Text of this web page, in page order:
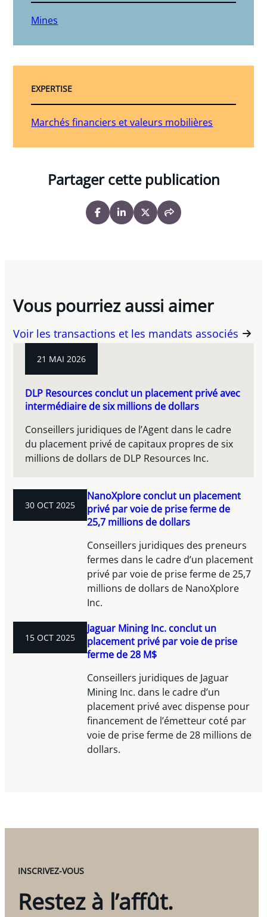
Mines
EXPERTISE
Marchés financiers et valeurs mobilières
Partager cette publication
Vous pourriez aussi aimer
Voir les transactions et les mandats associés
21 MAI 2026
DLP Resources conclut un placement privé avec
intermédiaire de six millions de dollars
Conseillers juridiques de l’Agent dans le cadre
du placement privé de capitaux propres de six
millions de dollars de DLP Resources Inc.
30 OCT 2025
NanoXplore conclut un placement
privé par voie de prise ferme de
25,7 millions de dollars
Conseillers juridiques des preneurs
fermes dans le cadre d’un placement
privé par voie de prise ferme de 25,7
millions de dollars de NanoXplore
Inc.
15 OCT 2025
Jaguar Mining Inc. conclut un
placement privé par voie de prise
ferme de 28 M$
Conseillers juridiques de Jaguar
Mining Inc. dans le cadre d’un
placement privé avec dispense pour
financement de l’émetteur coté par
voie de prise ferme de 28 millions de
dollars.
INSCRIVEZ-VOUS
Restez à l’affût.